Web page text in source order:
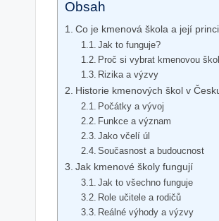
Obsah
Co je kmenová škola a její
Jak to funguje?
Proč si vybrat kmenovou
Rizika a výzvy
Historie kmenových škol v
Počátky a vývoj
Funkce a význam
Jako včelí úl
Současnost a budoucnost
Jak kmenové školy fungují
Jak to všechno funguje
Role učitele a rodičů
Reálné výhody a výzvy